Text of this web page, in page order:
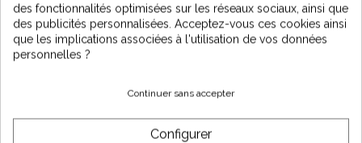
des fonctionnalités optimisées sur les réseaux sociaux, ainsi que
des publicités personnalisées. Acceptez-vous ces cookies ainsi
que les implications associées à l'utilisation de vos données
personnelles ?
Continuer sans accepter
Configurer